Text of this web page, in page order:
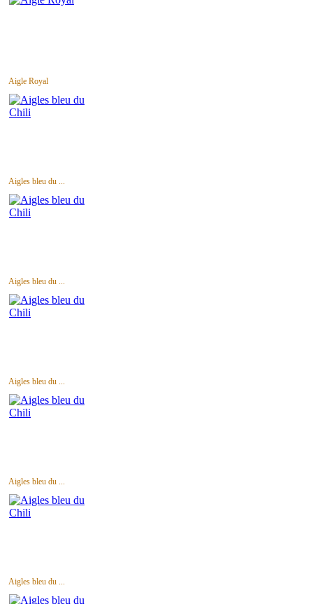
Aigle Royal
Aigles bleu du ...
Aigles bleu du ...
Aigles bleu du ...
Aigles bleu du ...
Aigles bleu du ...